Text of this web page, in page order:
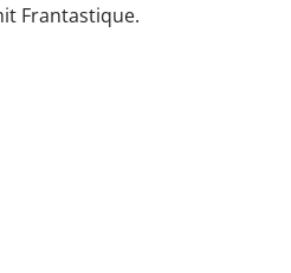
Frantastique.